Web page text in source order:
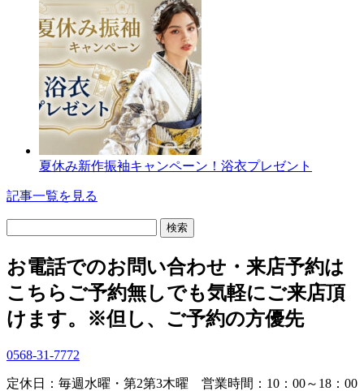
夏休み新作振袖キャンペーン！浴衣プレゼント
記事一覧を見る
お電話でのお問い合わせ・ 来店予約は
こちらご予約無しでも気軽にご来店頂
けます。
※但し、ご予約の方優先
0568-31-7772
定休日：毎週水曜・第2第3木曜 営業時間：10：00～18：00